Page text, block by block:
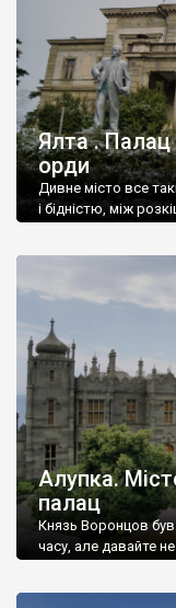
Ялта .
орди
Дивне місто все
і бідністю, між
Алупка.
палац
Князь Воронцов
часу, але давайте